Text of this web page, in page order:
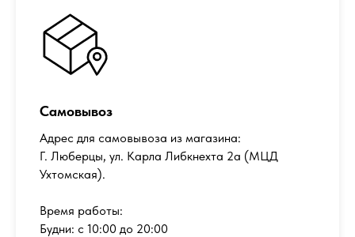
Самовывоз
Адрес для самовывоза из магазина:
Г. Люберцы, ул. Карла Либкнехта 2а (МЦД
Ухтомская).
Время работы:
Будни: с 10:00 до 20:00